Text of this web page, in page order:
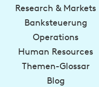
Research & Markets
Banksteuerung
Operations
Human Resources
Themen-Glossar
Blog